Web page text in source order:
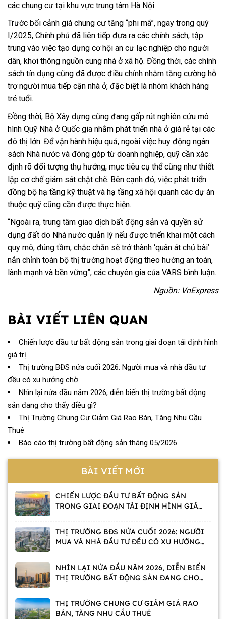
các chung cư tại khu vực trung tâm Hà Nội.
Trước bối cảnh giá chung cư tăng “phi mã”, ngay trong quý
I/2025, Chính phủ đã liên tiếp đưa ra các chính sách, tập
trung vào việc tạo dựng cơ hội an cư lạc nghiệp cho người
dân, khơi thông nguồn cung nhà ở xã hộ. Đồng thời, các chính
sách tín dụng cũng đã được điều chỉnh nhằm tăng cường hỗ
trợ người mua tiếp cận nhà ở, đặc biệt là nhóm khách hàng
trẻ tuổi.
Đồng thời, Bộ Xây dựng cũng đang gấp rút nghiên cứu mô
hình Quỹ Nhà ở Quốc gia nhằm phát triển nhà ở giá rẻ tại các
đô thị lớn. Để vận hành hiệu quả, ngoài việc huy động ngân
sách Nhà nước và đóng góp từ doanh nghiệp, quỹ cần xác
định rõ đối tượng thụ hưởng, mục tiêu cụ thể cũng như thiết
lập cơ chế giám sát chặt chẽ. Bên cạnh đó, việc phát triển
đồng bộ hạ tầng kỹ thuật và hạ tầng xã hội quanh các dự án
thuộc quỹ cũng cần được thực hiện.
“Ngoài ra, trung tâm giao dịch bất động sản và quyền sử
dụng đất do Nhà nước quản lý nếu được triển khai một cách
quy mô, đúng tầm, chắc chắn sẽ trở thành ‘quân át chủ bài’
nắn chỉnh toàn bộ thị trường hoạt động theo hướng an toàn,
lành mạnh và bền vững”, các chuyên gia của VARS bình luận.
Nguồn: VnExpress
BÀI VIẾT LIÊN QUAN
Chiến lược đầu tư bất động sản trong giai đoạn tái định hình
giá trị
Thị trường BĐS nửa cuối 2026: Người mua và nhà đầu tư
đều có xu hướng chờ
Nhìn lại nửa đầu năm 2026, diễn biến thị trường bất động
sản đang cho thấy điều gì?
Thị Trường Chung Cư Giảm Giá Rao Bán, Tăng Nhu Cầu
Thuê
Báo cáo thị trường bất động sản tháng 05/2026
BÀI VIẾT MỚI
CHIẾN LƯỢC ĐẦU TƯ BẤT ĐỘNG SẢN
TRONG GIAI ĐOẠN TÁI ĐỊNH HÌNH GIÁ
THỊ TRƯỜNG BĐS NỬA CUỐI 2026: NGƯỜI
MUA VÀ NHÀ ĐẦU TƯ ĐỀU CÓ XU HƯỚNG
NHÌN LẠI NỬA ĐẦU NĂM 2026, DIỄN BIẾN
THỊ TRƯỜNG BẤT ĐỘNG SẢN ĐANG CHO
THỊ TRƯỜNG CHUNG CƯ GIẢM GIÁ RAO
BÁN, TĂNG NHU CẦU THUÊ